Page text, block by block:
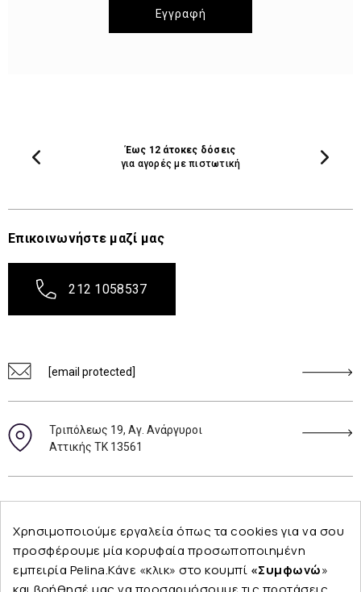
Εγγραφή
Έως 12 άτοκες δόσεις
για αγορές με πιστωτική
Επικοινωνήστε μαζί μας
212 1058537
[email protected]
Τριπόλεως 19, Αγ. Ανάργυροι
Αττικής ΤΚ 13561
Χρησιμοποιούμε εργαλεία όπως τα cookies για να σου
προσφέρουμε μία κορυφαία προσωποποιημένη
εμπειρία Pelina.Κάνε «κλικ» στο κουμπί «Συμφωνώ»